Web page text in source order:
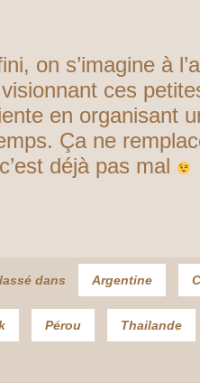
on s’imagine à
ces
en organisant
Ça ne
déjà pas mal
dans Argentine
Pérou Thailande